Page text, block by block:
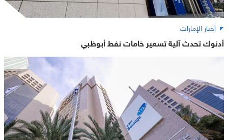
أخبار الإمارات
أدنوك تحدث آلية تسعير خامات نفط أبوظبي